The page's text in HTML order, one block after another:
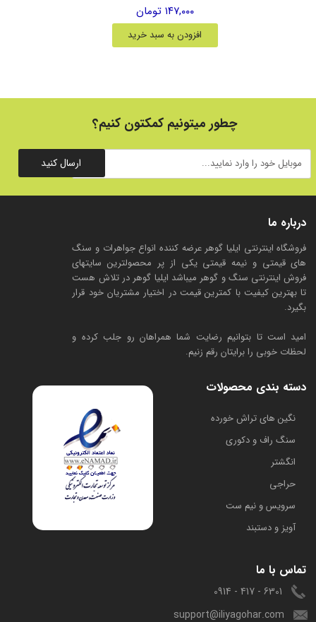
۱۴۷,۰۰۰ تومان
افزودن به سبد خرید
درباره ما
فروشگاه اینترنتی ایلیا گوهر عرضه کننده انواع جواهرات و سنگ
های قیمتی و نیمه قیمتی یکی از پر محصولترین سایتهای
فروش اینترنتی سنگ و گوهر میباشد ایلیا گوهر در تلاش هست
تا بهترین کیفیت با کمترین قیمت در اختیار مشتریان خود قرار
بگیرد.
امید است تا بتوانیم رضایت شما همراهان رو جلب کرده و
لحظات خوبی را برایتان رقم زنیم.
دسته بندی محصولات
​نگین های تراش خورده
سنگ راف و دکوری
انگشتر
حراجی
سرویس و نیم ست
آویز و دستبند
تماس با ما
6301 - 417 - 0914
support@iliyagohar.com
چطور میتونیم کمکتون کنیم؟
ارسال کنید